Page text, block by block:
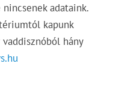
adataink.
kapunk
hány